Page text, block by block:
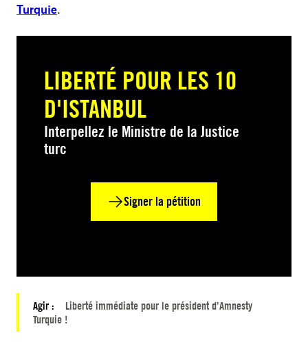
Turquie.
LIBERTÉ POUR LES 10
D'ISTANBUL
Interpellez le Ministre de la Justice
turc
Signer la pétition
Agir :
Liberté immédiate pour le président d’Amnesty
Turquie !